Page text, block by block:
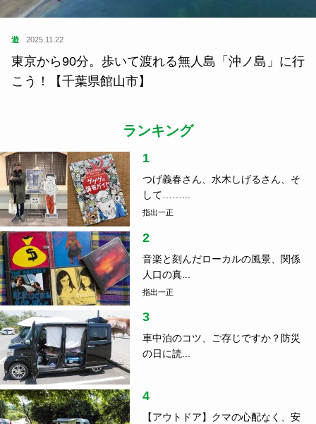
遊 2025.11.22
東京から90分。歩いて渡れる無人島「沖ノ島」に行
こう！【千葉県館山市】
ランキング
1
つげ義春さん、水木しげるさん、そ
して……...
指出一正
2
音楽と刻んだローカルの風景、関係
人口の真...
指出一正
3
車中泊のコツ、ご存じですか？防災
の日に読...
4
【アウトドア】クマの心配なく、安